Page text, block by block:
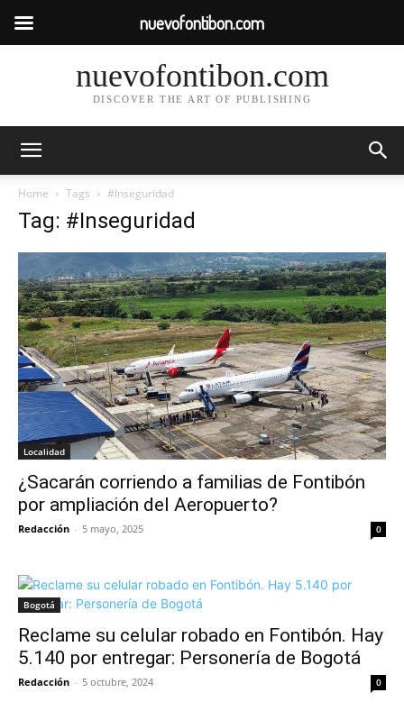
nuevofontibon.com
DISCOVER THE ART OF PUBLISHING
Home Tags #Inseguridad
Tag: #Inseguridad
Localidad
¿Sacarán corriendo a familias de Fontibón
por ampliación del Aeropuerto?
Redacción - 5 mayo, 2025 0
Bogotá
Reclame su celular robado en Fontibón. Hay
5.140 por entregar: Personería de Bogotá
Redacción - 5 octubre, 2024 0
nuevofontibon.com